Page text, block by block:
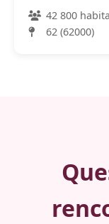
42 800
62 (62000)